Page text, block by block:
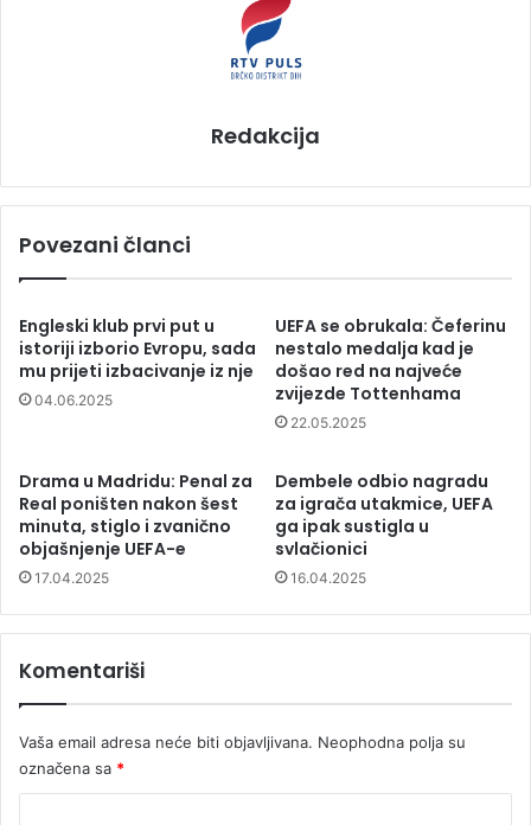
Redakcija
Povezani članci
Engleski klub prvi put u
istoriji izborio Evropu, sada
mu prijeti izbacivanje iz nje
04.06.2025
UEFA se obrukala: Čeferinu
nestalo medalja kad je
došao red na najveće
zvijezde Tottenhama
22.05.2025
Drama u Madridu: Penal za
Real poništen nakon šest
minuta, stiglo i zvanično
objašnjenje UEFA-e
17.04.2025
Dembele odbio nagradu
za igrača utakmice, UEFA
ga ipak sustigla u
svlačionici
16.04.2025
Komentariši
Vaša email adresa neće biti objavljivana. Neophodna polja su
označena sa *